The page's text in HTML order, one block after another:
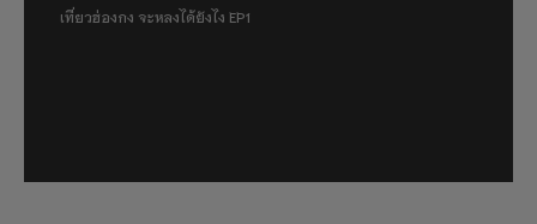
เที่ยวฮ่องกง จะหลงได้ยังไง EP1